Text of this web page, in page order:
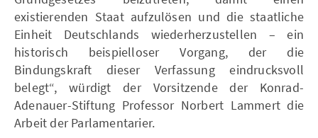
existierenden Staat aufzulösen und die staatliche
Einheit Deutschlands wiederherzustellen – ein
historisch beispielloser Vorgang, der die
Bindungskraft dieser Verfassung eindrucksvoll
belegt“, würdigt der Vorsitzende der Konrad-
Adenauer-Stiftung Professor Norbert Lammert die
Arbeit der Parlamentarier.